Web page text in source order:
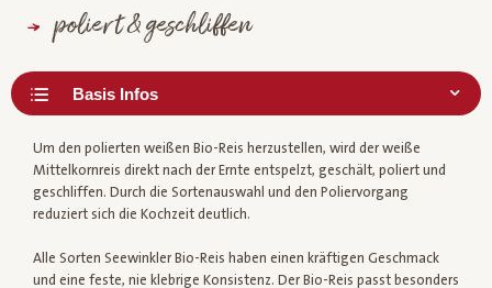
poliert & geschliffen
Um den polierten weißen Bio-Reis herzustellen, wird der weiße
Mittelkornreis direkt nach der Ernte entspelzt, geschält, poliert und
geschliffen. Durch die Sortenauswahl und den Poliervorgang
reduziert sich die Kochzeit deutlich.
Alle Sorten Seewinkler Bio-Reis haben einen kräftigen Geschmack
und eine feste, nie klebrige Konsistenz. Der Bio-Reis passt besonders